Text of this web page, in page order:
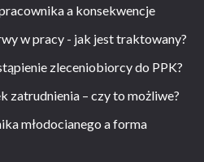
a konsekwencje
w pracy - jak jest traktowany?
zleceniobiorcy do PPK?
zatrudnienia – czy to możliwe?
młodocianego a forma